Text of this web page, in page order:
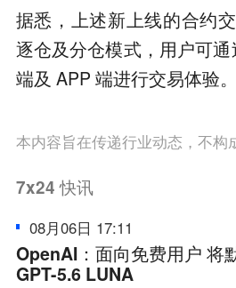
据悉，上述新上线的合约
逐仓及分仓模式，用户可
端及 APP 端进行交易体验。
本内容旨在传递行业动态，不构
7x24快讯
08月06日 17:11
OpenAI：面向免费用户 将
GPT-5.6 LUNA